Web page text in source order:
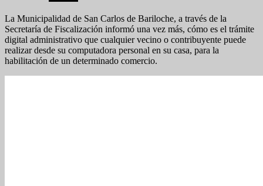
La Municipalidad de San Carlos de Bariloche, a través de la
Secretaría de Fiscalización informó una vez más, cómo es el trámite
digital administrativo que cualquier vecino o contribuyente puede
realizar desde su computadora personal en su casa, para la
habilitación de un determinado comercio.